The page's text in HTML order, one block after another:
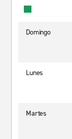
Domingo
Lunes
Martes